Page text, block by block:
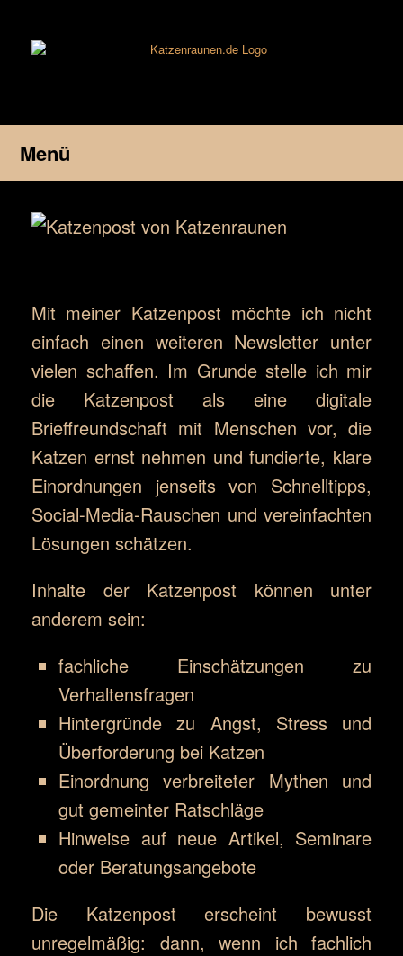
springen
Menü
Mit meiner Katzenpost möchte ich nicht
einfach einen weiteren Newsletter unter
vielen schaffen. Im Grunde stelle ich mir
die Katzenpost als eine digitale
Brieffreundschaft mit Menschen vor, die
Katzen ernst nehmen und fundierte, klare
Einordnungen jenseits von Schnelltipps,
Social-Media-Rauschen und vereinfachten
Lösungen schätzen.
Inhalte der Katzenpost können unter
anderem sein:
fachliche Einschätzungen zu
Verhaltensfragen
Hintergründe zu Angst, Stress und
Überforderung bei Katzen
Einordnung verbreiteter Mythen und
gut gemeinter Ratschläge
Hinweise auf neue Artikel, Seminare
oder Beratungsangebote
Die Katzenpost erscheint bewusst
unregelmäßig: dann, wenn ich fachlich